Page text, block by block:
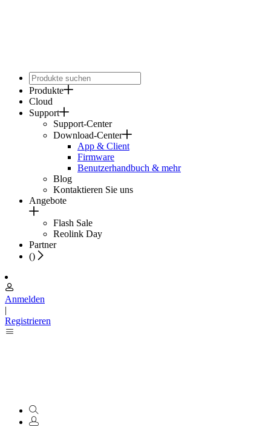
Produkte
Cloud
Support
Support-Center
Download-Center
App & Client
Firmware
Benutzerhandbuch & mehr
Blog
Kontaktieren Sie uns
Angebote
Flash Sale
Reolink Day
Partner
()
Anmelden
|
Registrieren